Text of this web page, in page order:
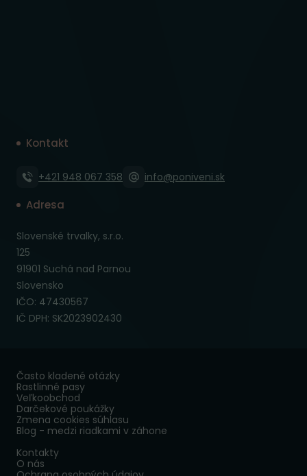
Kontakt
+421 948 067 358 info@poniveni.sk
Adresa
Slovenské trvalky, s.r.o.
125
91901 Suchá nad Parnou
Slovensko
IČO: 47430567
IČ DPH: SK2023902430
Často kladené otázky
Rastlinné pasy
Veľkoobchod
Darčekové poukážky
Zmena cookies súhlasu
Blog - medzi riadkami v záhone
Kontakty
O nás